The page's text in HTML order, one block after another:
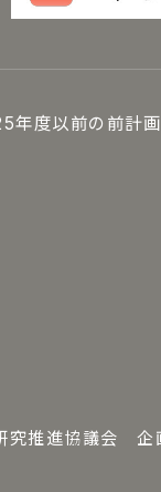
年度以前の前計画
究推進協議会 企